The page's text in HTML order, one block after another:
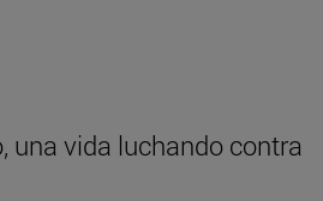
una vida luchando contra